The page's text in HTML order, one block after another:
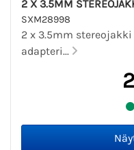
2 X 3.5MM
SXM28998
2 x 3.5mm
adapteri...